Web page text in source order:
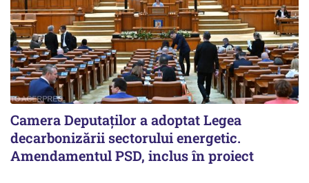
Camera Deputaților a adoptat Legea
decarbonizării sectorului energetic.
Amendamentul PSD, inclus în proiect